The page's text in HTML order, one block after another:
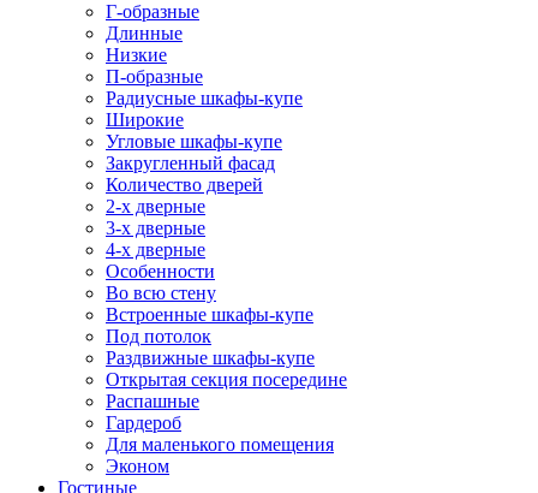
Г-образные
Длинные
Низкие
П-образные
Радиусные шкафы-купе
Широкие
Угловые шкафы-купе
Закругленный фасад
Количество дверей
2-х дверные
3-х дверные
4-х дверные
Особенности
Во всю стену
Встроенные шкафы-купе
Под потолок
Раздвижные шкафы-купе
Открытая секция посередине
Распашные
Гардероб
Для маленького помещения
Эконом
Гостиные